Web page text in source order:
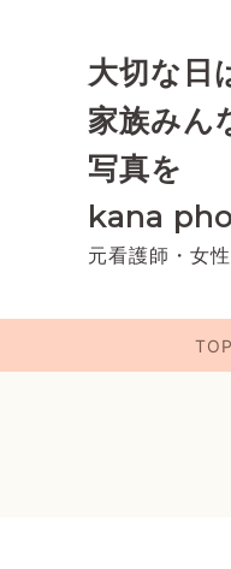
大切な日
家族みん
写真を
kana
元看護師・女
TOP